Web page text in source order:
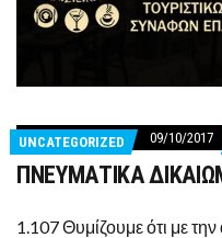
UNCATEGORIZED 09/10/2017
ΠΝΕΥΜΑΤΙΚΑ
1.107 Θυμίζουμε ότι με